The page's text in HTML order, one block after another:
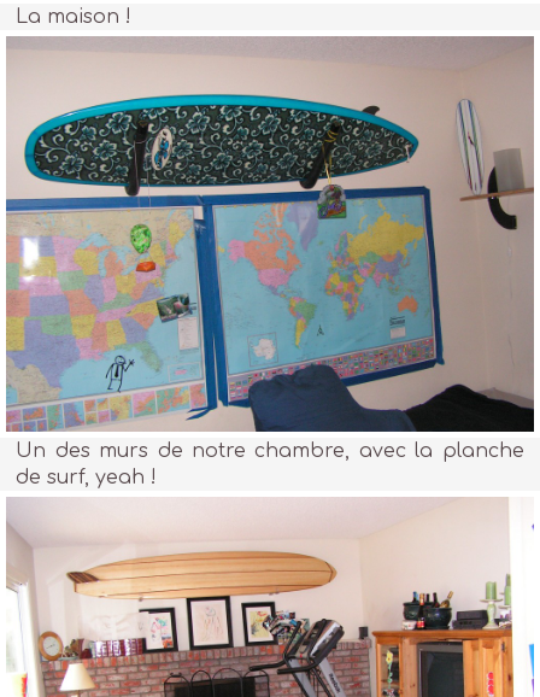
La maison !
Un des murs de notre chambre, avec la planche
de surf, yeah !